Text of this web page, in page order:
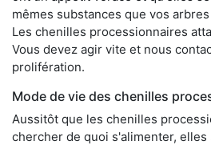
mêmes substances que vos
Les chenilles processionnaires
Vous devez agir vite et nous
prolifération.
Mode de vie des chenilles
Aussitôt que les chenilles
chercher de quoi s'alimenter,